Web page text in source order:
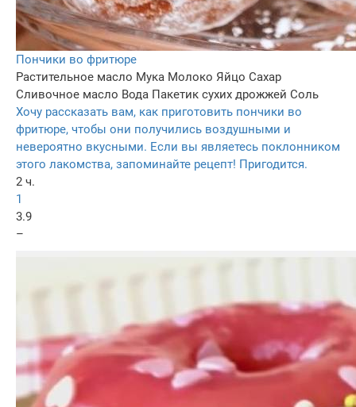
Пончики во фритюре
Растительное масло Мука Молоко Яйцо Сахар
Сливочное масло Вода Пакетик сухих дрожжей Соль
Хочу рассказать вам, как приготовить пончики во
фритюре, чтобы они получились воздушными и
невероятно вкусными. Если вы являетесь поклонником
этого лакомства, запоминайте рецепт! Пригодится.
2 ч.
1
3.9
–